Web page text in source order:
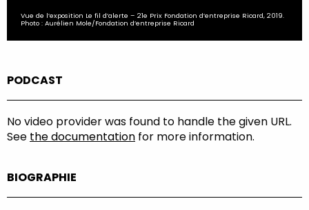
Vue de l’exposition Le fil d’alerte – 21e Prix Fondation d’entreprise Ricard, 2019.
Photo : Aurélien Mole/Fondation d’entreprise Ricard
PODCAST
No video provider was found to handle the given URL.
See the documentation for more information.
BIOGRAPHIE